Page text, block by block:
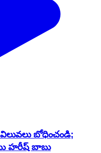
విలువలు బోధించండి;
హరీష్ బాబు